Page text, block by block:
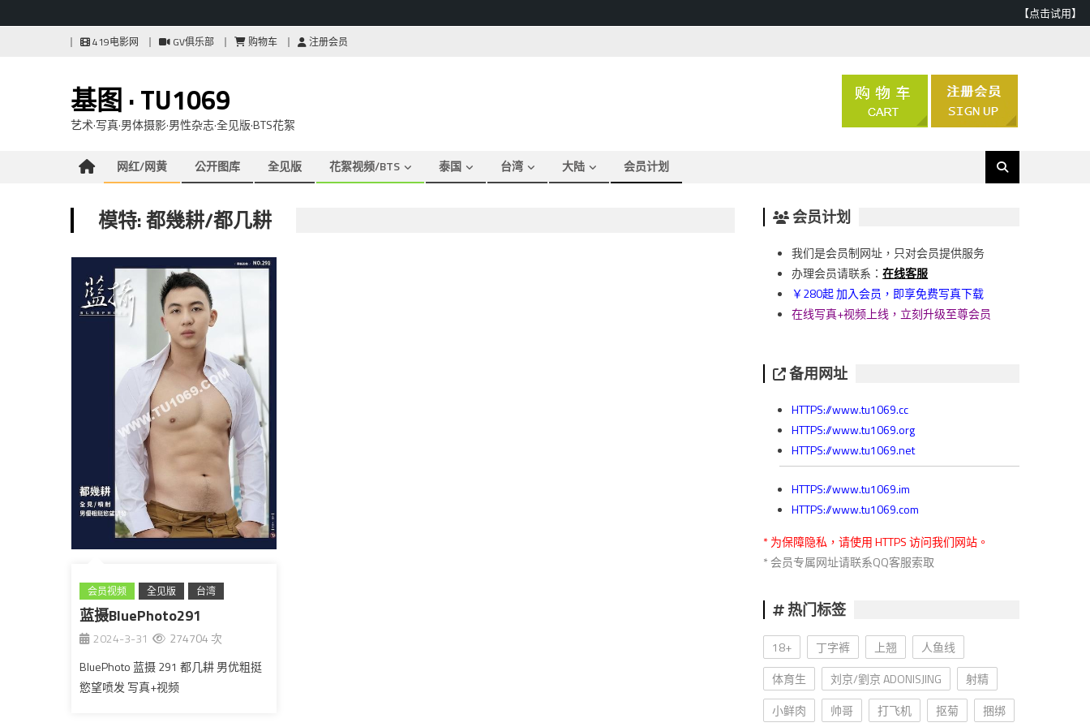
【点击试用】
419电影网 GV俱乐部 购物车 注册会员
基图 · TU1069
艺术·写真·男体摄影·男性杂志·全见版·BTS花絮
网红/网黄 公开图库 全见版 花絮视频/BTS 泰国 台湾 大陆 会员计划
模特: 都幾耕/都几耕
会员视频 全见版 台湾
蓝摄BluePhoto291
2024-3-31
274704 次
BluePhoto 蓝摄 291 都几耕 男优粗挺
慾望喷发 写真+视频
会员计划
我们是会员制网址，只对会员提供服务
办理会员请联系：在线客服
￥280起 加入会员，即享免费写真下载
在线写真+视频上线，立刻升级至尊会员
备用网址
HTTPS://www.tu1069.cc
HTTPS://www.tu1069.org
HTTPS://www.tu1069.net
HTTPS://www.tu1069.im
HTTPS://www.tu1069.com
* 为保障隐私，请使用 HTTPS 访问我们网站。
* 会员专属网址请联系QQ客服索取
热门标签
18+ 丁字裤 上翘
人鱼线
体育生
刘京/劉京 ADONISJING
射精
小鲜肉
帅哥 打飞机 抠菊 捆绑